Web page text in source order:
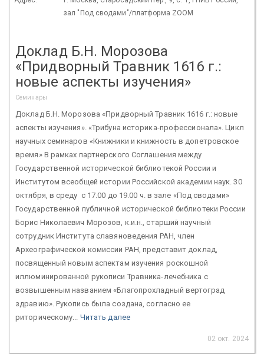
зал "Под сводами"/платформа ZOOM
Доклад Б.Н. Морозова
«Придворный Травник 1616 г.:
новые аспекты изучения»
Семинары
Доклад Б.Н. Морозова «Придворный Травник 1616 г.: новые
аспекты изучения». «Трибуна историка-профессионала». Цикл
научных семинаров «Книжники и книжность в допетровское
время» В рамках партнерского Соглашения между
Государственной исторической библиотекой России и
Институтом всеобщей истории Российской академии наук. 30
октября, в среду с 17.00 до 19.00 ч. в зале «Под сводами»
Государственной публичной исторической библиотеки России
Борис Николаевич Морозов, к.и.н., старший научный
сотрудник Института славяноведения РАН, член
Археографической комиссии РАН, представит доклад,
посвященный новым аспектам изучения роскошной
иллюминированной рукописи Травника-лечебника с
возвышенным названием «Благопрохладный вертоград
здравию». Рукопись была создана, согласно ее
риторическому... Читать далее
02 окт. 2024